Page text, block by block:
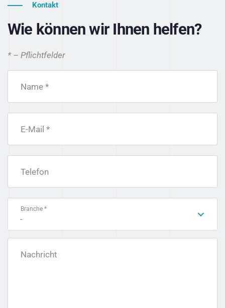
Kontakt
Wie können wir Ihnen helfen?
* – Pflichtfelder
Name *
E-Mail *
Telefon
Branche *
-
Nachricht